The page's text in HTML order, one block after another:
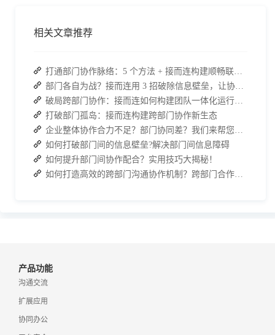
相关文章推荐
打通部门协作脉络：5 个方法 + 接而连构建顺畅联动团队
部门各自为战？接而连用 3 招破除信息壁垒，让协作效率翻倍
破局跨部门协作：接而连如何构建团队一体化运行新格局
打破部门孤岛：接而连构建跨部门协作新生态
企业整体协作合力不足？部门协同差？我们来帮您攻破！
如何打破部门间的信息壁垒?解决部门间信息障碍
如何提升部门间协作配合？实用技巧大揭秘！
如何打造高效的跨部门沟通协作机制？跨部门合作的四个有效策略
产品功能
沟通交流
扩展应用
协同办公